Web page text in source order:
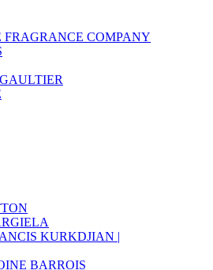
FRAGRANCE COMPANY
KURKDJIAN |
BARROIS